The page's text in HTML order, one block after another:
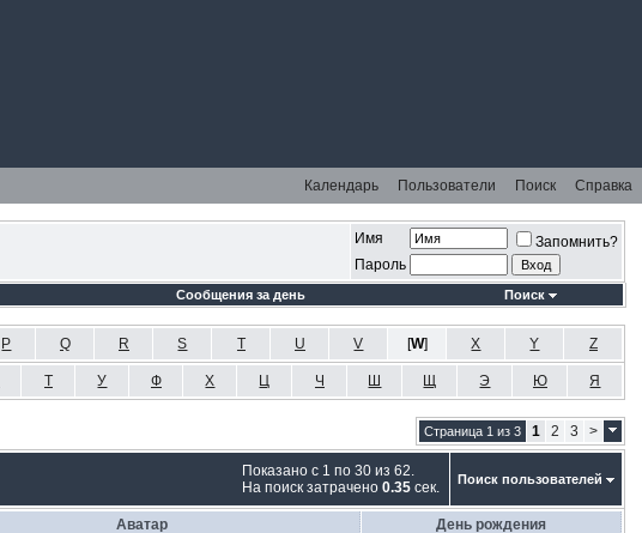
Календарь Пользователи Поиск Справка
Имя
Запомнить?
Пароль
Сообщения за день Поиск
P Q R S T U V [W] X Y Z
Т У Ф Х Ц Ч Ш Щ Э Ю Я
Страница 1 из 3 1 2 3 >
Показано с 1 по 30 из 62.
На поиск затрачено0.35 сек. Поиск пользователей
Аватар День рождения